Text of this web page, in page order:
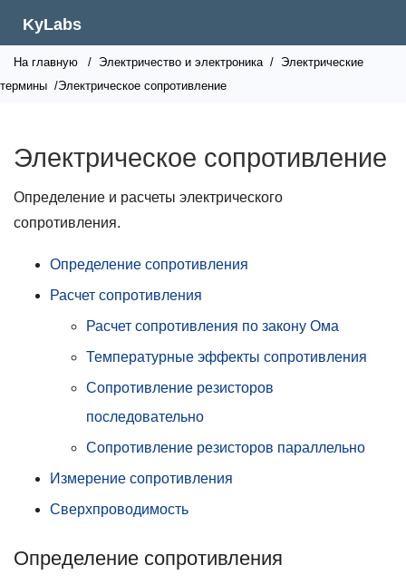
KyLabs
На главную / Электричество и электроника / Электрические
термины /Электрическое сопротивление
Электрическое сопротивление
Определение и расчеты электрического
сопротивления.
Определение сопротивления
Расчет сопротивления
Расчет сопротивления по закону Ома
Температурные эффекты сопротивления
Сопротивление резисторов
последовательно
Сопротивление резисторов параллельно
Измерение сопротивления
Сверхпроводимость
Определение сопротивления